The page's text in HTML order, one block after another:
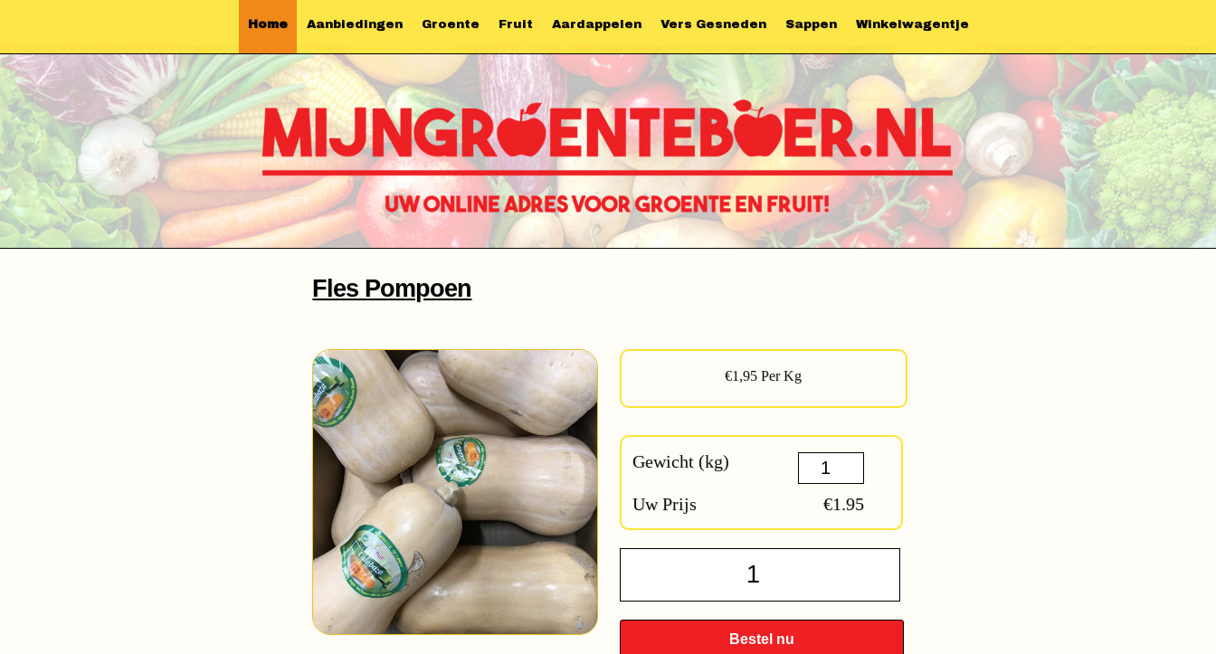
Home Aanbiedingen Groente Fruit Aardappelen Vers Gesneden Sappen Winkelwagentje
Fles Pompoen
€1,95 Per Kg
Gewicht (kg)
Uw Prijs €1.95
Bestel nu